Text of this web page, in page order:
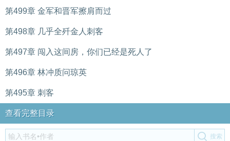
第499章 金军和晋军擦肩而过
第498章 几乎全歼金人刺客
第497章 闯入这间房，你们已经是死人了
第496章 林冲质问琼英
第495章 刺客
查看完整目录